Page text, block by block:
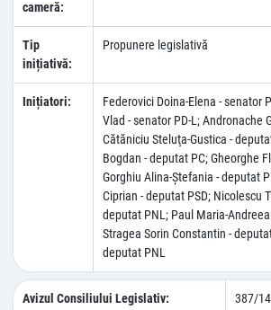
cameră:
Tip
inițiativă:
Propunere legislativă
Inițiatori:
Federovici Doina-Elena - senator
Vlad - senator PD-L; Andronache
Cătăniciu Steluţa-Gustica -
Bogdan - deputat PC; Gheorghe
Gorghiu Alina-Ştefania - deputat
Ciprian - deputat PSD; Nicolescu
deputat PNL; Paul Maria-
Stragea Sorin Constantin -
deputat PNL
Avizul Consiliului Legislativ: 387/